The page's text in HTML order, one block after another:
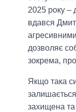
2025 року –
вдався
дозволяє
зокрема,
Якщо така
захищена та